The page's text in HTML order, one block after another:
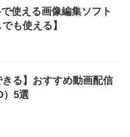
使える画像編集ソフト
も使える】
きる】おすすめ動画配信
）5選